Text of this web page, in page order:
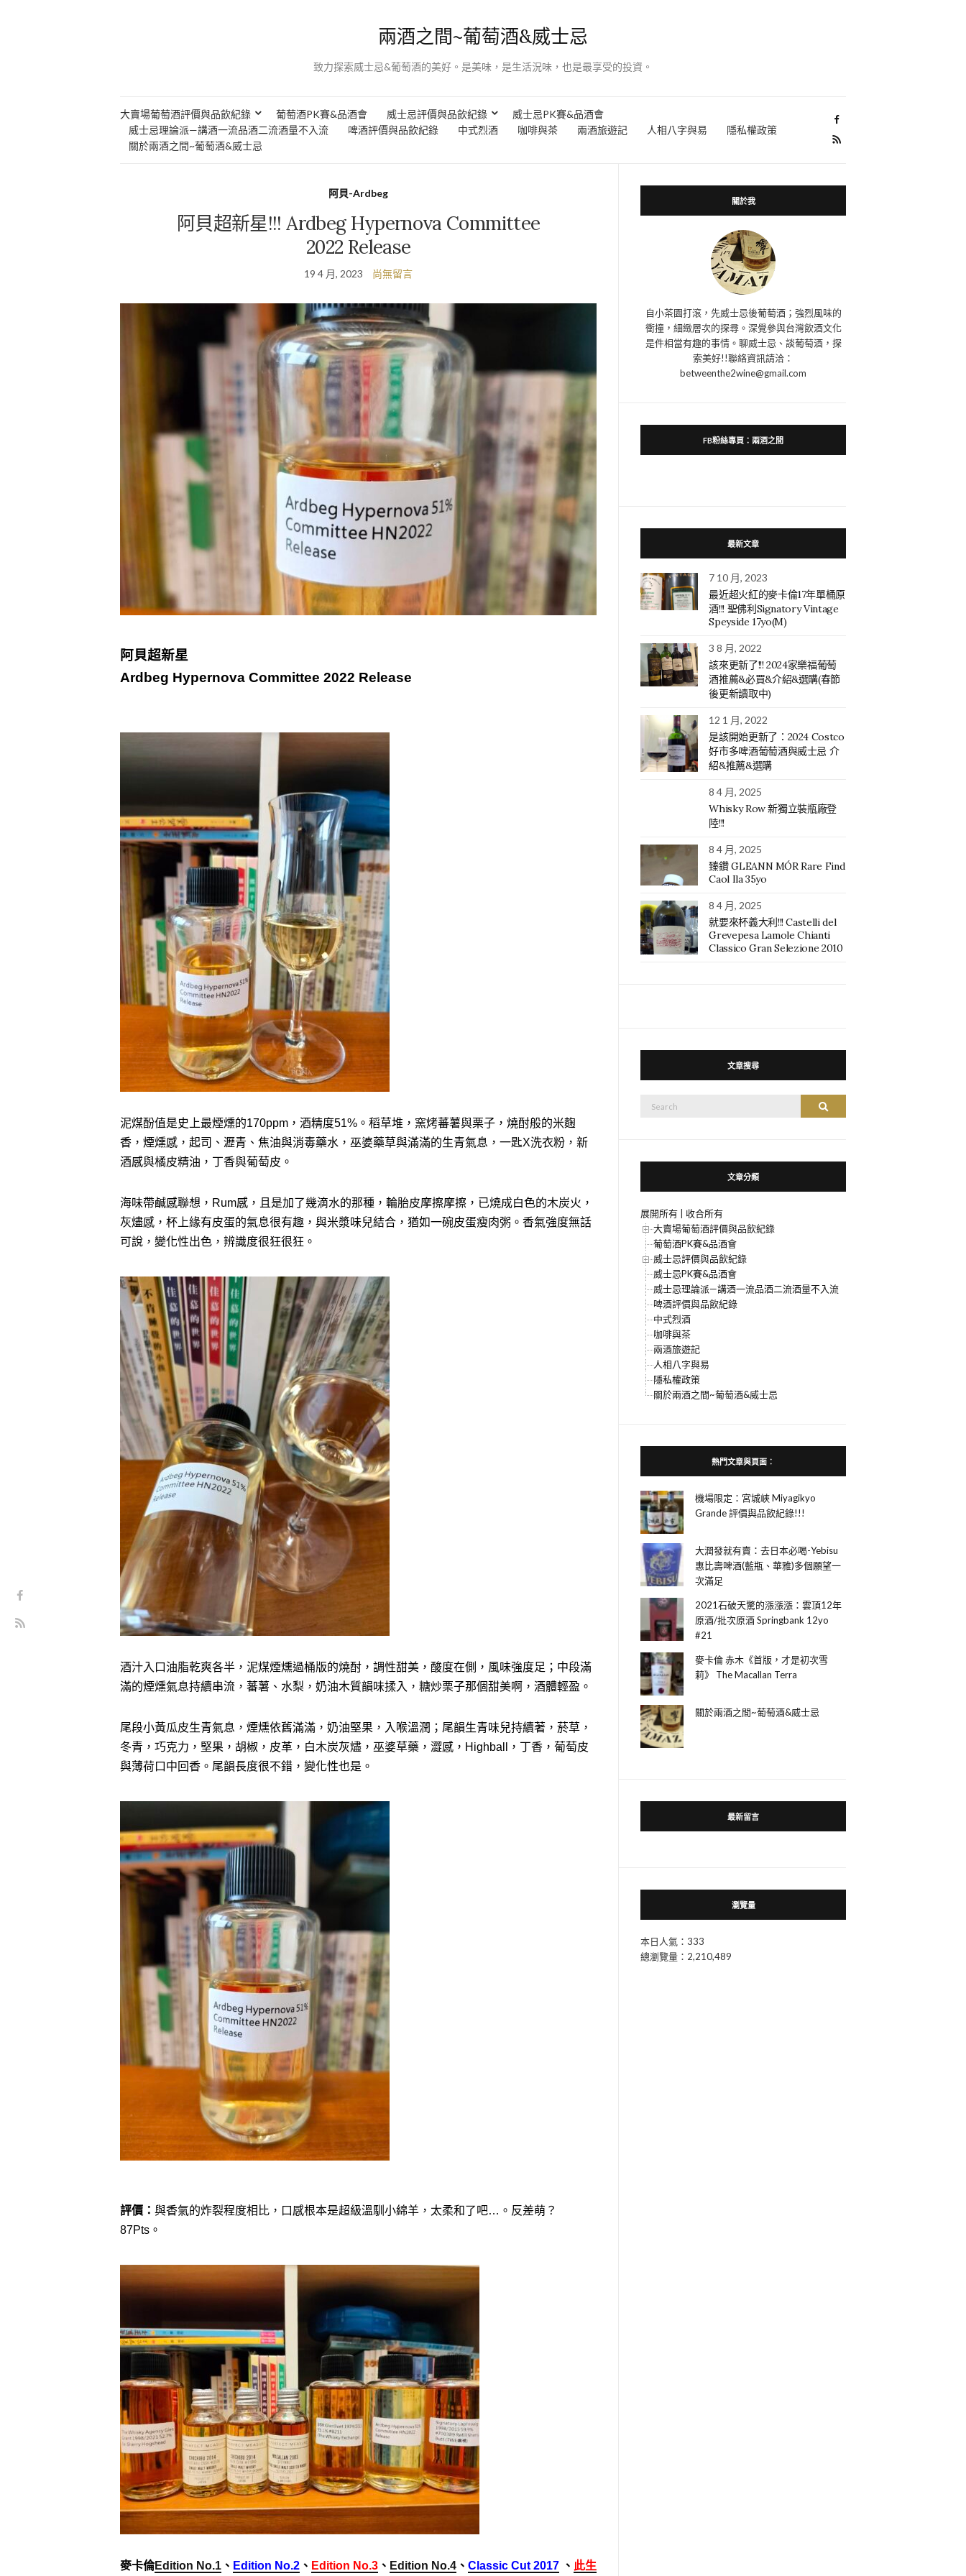
兩酒之間~葡萄酒&威士忌
致力探索威士忌&葡萄酒的美好。是美味，是生活況味，也是最享受的投資。
大賣場葡萄酒評價與品飲紀錄 葡萄酒PK賽&品酒會 威士忌評價與品飲紀錄
威士忌PK賽&品酒會
威士忌理論派—講酒一流品酒二流酒量不入流
啤酒評價與品飲紀錄 中式烈酒 咖啡與茶 兩酒旅遊記 人相八字與易
隱私權政策
關於兩酒之間~葡萄酒&威士忌
阿貝-Ardbeg
阿貝超新星!!! Ardbeg Hypernova Committee
2022 Release
19 4 月, 2023 尚無留言
阿貝超新星
Ardbeg Hypernova Committee 2022 Release
泥煤酚值是史上最煙燻的170ppm，酒精度51%。稻草堆，窯烤蕃薯與栗子，燒酎般的米麴
香，煙燻感，起司、瀝青、焦油與消毒藥水，巫婆藥草與滿滿的生青氣息，一匙X洗衣粉，新
酒感與橘皮精油，丁香與葡萄皮。
海味帶鹹感聯想，Rum感，且是加了幾滴水的那種，輪胎皮摩擦摩擦，已燒成白色的木炭火，
灰燼感，杯上緣有皮蛋的氣息很有趣，與米漿味兒結合，猶如一碗皮蛋瘦肉粥。香氣強度無話
可說，變化性出色，辨識度很狂很狂。
酒汁入口油脂乾爽各半，泥煤煙燻過桶版的燒酎，調性甜美，酸度在側，風味強度足；中段滿
滿的煙燻氣息持續串流，蕃薯、水梨，奶油木質韻味揉入，糖炒栗子那個甜美啊，酒體輕盈。
尾段小黃瓜皮生青氣息，煙燻依舊滿滿，奶油堅果，入喉溫潤；尾韻生青味兒持續著，菸草，
冬青，巧克力，堅果，胡椒，皮革，白木炭灰燼，巫婆草藥，澀感，Highball，丁香，葡萄皮
與薄荷口中回香。尾韻長度很不錯，變化性也是。
評價： 與香氣的炸裂程度相比，口感根本是超級溫馴小綿羊，太柔和了吧…。反差萌？
87Pts。
麥卡倫Edition No.1 、 Edition No.2 、 Edition No.3 、 Edition No.4 、 Classic Cut 2017 、 此生
關於我
自小茶園打滾，先威士忌後葡萄酒；強烈風味的
衝撞，細緻層次的探尋。深覺參與台灣飲酒文化
是件相當有趣的事情。聊威士忌、談葡萄酒，探
索美好!!聯絡資訊請洽：
betweenthe2wine@gmail.com
FB粉絲專頁：兩酒之間
最新文章
7 10 月, 2023
最近超火紅的麥卡倫17年單桶原
酒!!! 聖佛利Signatory Vintage
Speyside 17yo(M)
3 8 月, 2022
該來更新了!!! 2024家樂福葡萄
酒推薦&必買&介紹&選購(春節
後更新讀取中)
12 1 月, 2022
是該開始更新了：2024 Costco
好市多啤酒葡萄酒與威士忌 介
紹&推薦&選購
8 4 月, 2025
Whisky Row 新獨立裝瓶廠登
陸!!!
8 4 月, 2025
臻鑽 GLEANN MÓR Rare Find
Caol Ila 35yo
8 4 月, 2025
就要來杯義大利!!! Castelli del
Grevepesa Lamole Chianti
Classico Gran Selezione 2010
文章搜尋
搜尋
文章分類
展開所有
收合所有
大賣場葡萄酒評價與品飲紀錄
葡萄酒PK賽&品酒會
威士忌評價與品飲紀錄
威士忌PK賽&品酒會
威士忌理論派—講酒一流品酒二流酒量不入流
啤酒評價與品飲紀錄
中式烈酒
咖啡與茶
兩酒旅遊記
人相八字與易
隱私權政策
關於兩酒之間~葡萄酒&威士忌
熱門文章與頁面︰
機場限定：宮城峽 Miyagikyo
Grande 評價與品飲紀錄!!!
大潤發就有賣：去日本必喝-Yebisu
惠比壽啤酒(藍瓶、華雅)多個願望一
次滿足
2021石破天驚的漲漲漲：雲頂12年
原酒/批次原酒 Springbank 12yo
#21
麥卡倫 赤木《首版，才是初次雪
莉》 The Macallan Terra
關於兩酒之間~葡萄酒&威士忌
最新留言
瀏覽量
本日人氣：333
總瀏覽量：2,210,489